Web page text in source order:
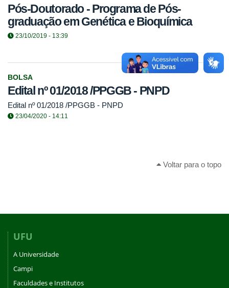
Pós-Doutorado - Programa de Pós-
graduação em Genética e Bioquímica
23/10/2019 - 13:39
BOLSA
Edital nº 01/2018 /PPGGB - PNPD
Edital nº 01/2018 /PPGGB - PNPD
23/04/2020 - 14:11
Voltar para o topo
UFU
A Universidade
Campi
Faculdades e Institutos